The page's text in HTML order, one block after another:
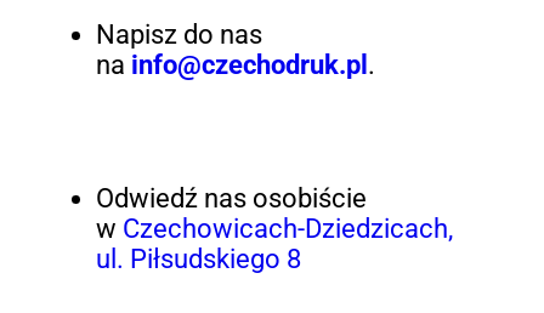
Napisz do nas
na info@czechodruk.pl .
Odwiedź nas osobiście
w Czechowicach-Dziedzicach,
ul. Piłsudskiego 8